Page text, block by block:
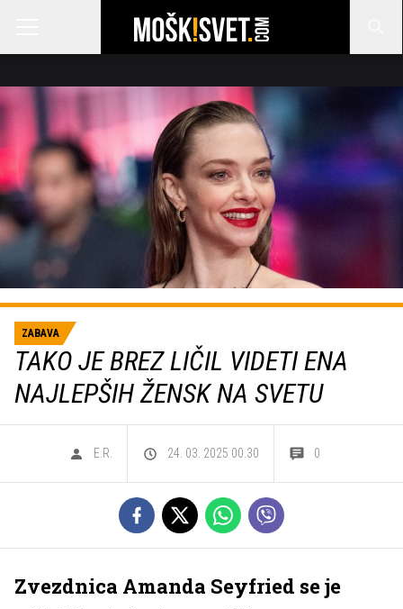
ZABAVA
TAKO JE BREZ LIČIL VIDETI ENA
NAJLEPŠIH ŽENSK NA SVETU
E.R. 24. 03. 2025 00.30 0
Zvezdnica Amanda Seyfried se je